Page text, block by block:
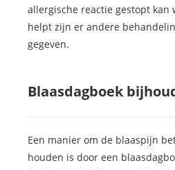
allergische reactie gestopt kan
helpt zijn er andere
gegeven.
Blaasdagboek
Een manier om de blaaspijn
houden is door een